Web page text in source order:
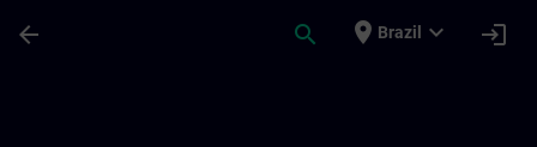
arrow_back search place Brazil expand_more login